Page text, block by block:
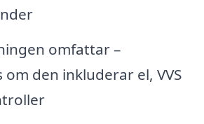
omfattar –
om den inkluderar el, VVS